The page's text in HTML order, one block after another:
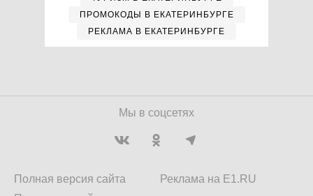
ПРОМОКОДЫ В ЕКАТЕРИНБУРГЕ
РЕКЛАМА В ЕКАТЕРИНБУРГЕ
Мы в соцсетях
Полная версия сайта
Реклама на E1.RU